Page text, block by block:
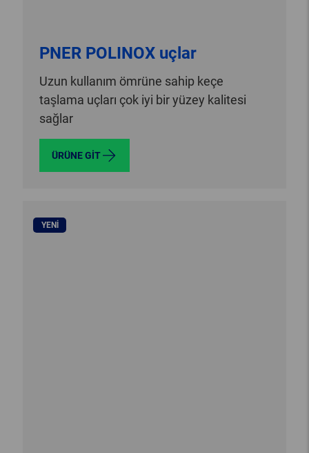
PNER POLINOX uçlar
Uzun kullanım ömrüne sahip keçe
taşlama uçları çok iyi bir yüzey kalitesi
sağlar
ÜRÜNE GIT
YENI